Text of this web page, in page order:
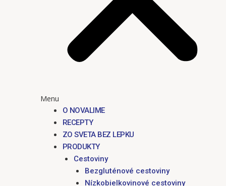
Menu
O NOVALIME
RECEPTY
ZO SVETA BEZ LEPKU
PRODUKTY
Cestoviny
Bezgluténové cestoviny
Nízkobielkovinové cestoviny